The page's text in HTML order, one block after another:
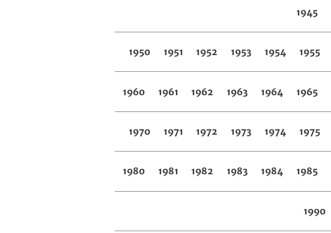
1945
1950 1951 1952 1953 1954 1955
1960 1961 1962 1963 1964 1965
1970 1971 1972 1973 1974 1975
1980 1981 1982 1983 1984 1985
1990